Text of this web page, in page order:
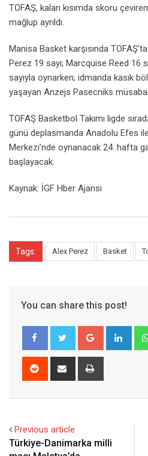
TOFAŞ, kalan kısımda skoru
mağlup ayrıldı.
Manisa Basket karşısında
Perez 19 sayı; Marcquise Reed 16
sayıyla oynarken; idmanda kasık
yaşayan Anzejs Pasecniks
TOFAŞ Basketbol Takımı ligde
günü deplasmanda Anadolu Efes
Merkezi’nde oynanacak 24. hafta
başlayacak.
Kaynak: İGF Hber Ajansı
Tags: Alex Perez Basket
You can share this post!
Google+
Reddit
Share
Previous article
Türkiye-Danimarka milli